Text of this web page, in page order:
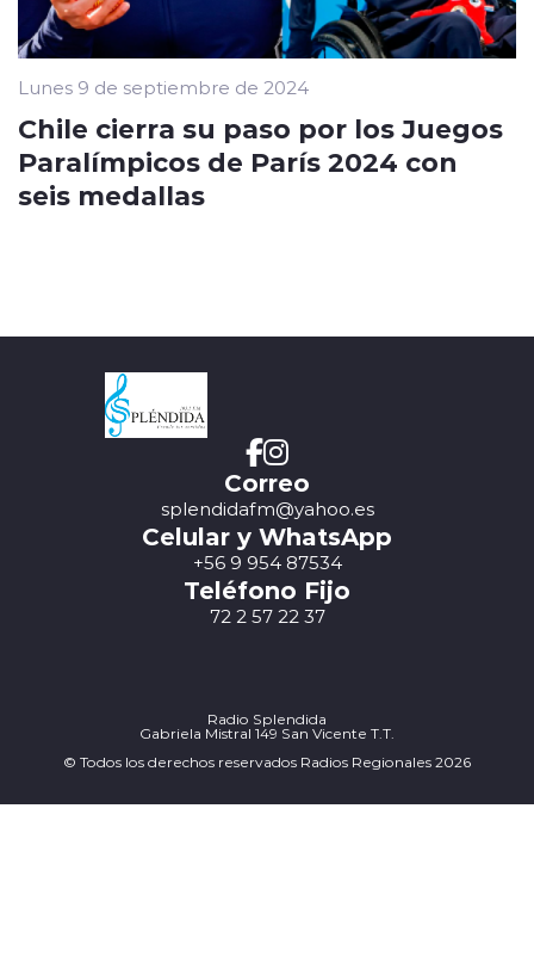
Lunes 9 de septiembre de 2024
Chile cierra su paso por los Juegos
Paralímpicos de París 2024 con
seis medallas
Correo
splendidafm@yahoo.es
Celular y WhatsApp
+56 9 954 87534
Teléfono Fijo
72 2 57 22 37
Radio Splendida
Gabriela Mistral 149 San Vicente T.T.
© Todos los derechos reservados Radios Regionales 2026